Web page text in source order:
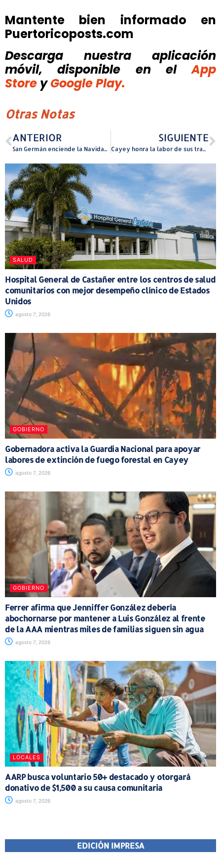
Mantente bien informado en
Puertoricoposts.com
Descarga nuestra aplicación
móvil, disponible
en el
App
Store y Google Play.
Otras Notas
ANTERIOR
San Germán enciende la Navidad con el ‘Cuarto Festival del Arroz con Dulce y Almojábanas’
SIGUIENTE
Cayey honra la labor de sus trabajadores sociales escolares en su mes conmemorativo
SALUD
Hospital General de Castañer entre los centros de salud
comunitarios con mejor desempeño clínico de Estados
Unidos
agosto 7, 2026
GOBIERNO
Gobernadora activa la Guardia Nacional para apoyar
labores de extinción de fuego forestal en Cayey
agosto 7, 2026
GOBIERNO
Ferrer afirma que Jenniffer González debería
abochornarse por mantener a Luis González al frente
de la AAA mientras miles de familias siguen sin agua
agosto 7, 2026
LOCALES
AARP busca voluntario 50+ destacado y otorgará
donativo de $1,500 a su causa comunitaria
agosto 7, 2026
EDICIÓN IMPRESA